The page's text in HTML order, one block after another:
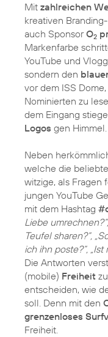
Mit zahlreichen
kreativen
auch SponsorO2
Markenfarbe
YouTube und
sondern den
vor dem ISS
Nominierten zu
dem Eingang
Logos gen Himmel.
Neben
welche die
witzige, als Fragen
jungen YouTube
mit dem Hashtag
Liebe
Teufel sharen?“,
ich ihn poste?“,
Die Antworten
(mobile) Freiheit
entscheiden, wie
soll. Denn mit den
grenzenloses
Freiheit.